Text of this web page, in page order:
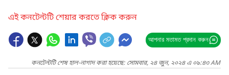
এই কনটেন্টটি শেয়ার করতে ক্লিক করুন
আপনার মতামত প্রদান করুন
কনটেন্টটি শেষ হাল-নাগাদ করা হয়েছে: সোমবার, ২৪ জুন, ২০২৪ এ ০৯:৪৩ AM